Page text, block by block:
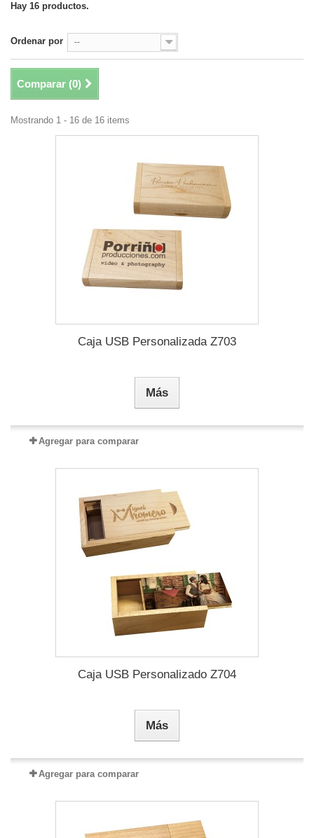
Hay 16 productos.
Ordenar por --
Comparar (0)
Mostrando 1 - 16 de 16 items
Caja USB Personalizada Z703
Más
Agregar para comparar
Caja USB Personalizado Z704
Más
Agregar para comparar